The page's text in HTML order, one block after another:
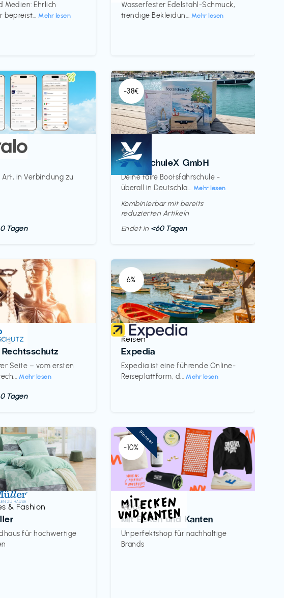
Medien: Ehrlich
bepreist...Mehr lesen
Wasserfester Edelstahl-Schmuck,
trendige Bekleidun... Mehr lesen
Art, in Verbindung zu
Tagen
-38€
Kurse
BootsschuleX GmbH
Deine faire Bootsfahrschule -
überall in Deutschla... Mehr lesen
€‎
Kombinierbar mit bereits
reduzierten Artikeln
Endet in <60 Tagen
Seite – vom ersten
Mehr lesen
Tagen
6%
Reisen
Expedia
Expedia ist eine führende Online-
Reiseplattform, d...Mehr lesen
€‎
& Fashion
für hochwertige
-10%
Mode
Mit Ecken und Kanten
Unperfektshop für nachhaltige
Brands
€€‎
Pioneer